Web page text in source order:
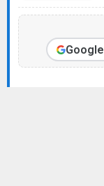
Google